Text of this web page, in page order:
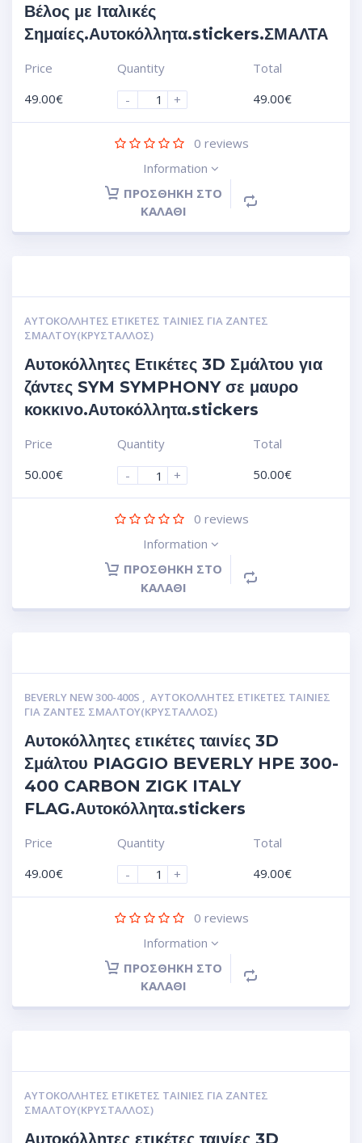
Βέλος με Ιταλικές
Σημαίες.Αυτοκόλλητα.stickers.ΣΜΑΛΤΑ
Price
49.00€
Quantity
-
+
Total
49.00€
0 reviews
Information
ΠΡΟΣΘΉΚΗ ΣΤΟ
ΚΑΛΆΘΙ
ΑΥΤΟΚΌΛΛΗΤΕΣ ΕΤΙΚΈΤΕΣ ΤΑΙΝΊΕΣ ΓΙΑ ΖΆΝΤΕΣ
ΣΜΆΛΤΟΥ(ΚΡΎΣΤΑΛΛΟΣ)
Αυτοκόλλητες Ετικέτες 3D Σμάλτου για
ζάντες SYM SYMPHONY σε μαυρο
κοκκινο.Αυτοκόλλητα.stickers
Price
50.00€
Quantity
-
+
Total
50.00€
0 reviews
Information
ΠΡΟΣΘΉΚΗ ΣΤΟ
ΚΑΛΆΘΙ
BEVERLY NEW 300-400S
ΑΥΤΟΚΌΛΛΗΤΕΣ ΕΤΙΚΈΤΕΣ ΤΑΙΝΊΕΣ
ΓΙΑ ΖΆΝΤΕΣ ΣΜΆΛΤΟΥ(ΚΡΎΣΤΑΛΛΟΣ)
Αυτοκόλλητες ετικέτες ταινίες 3D
Σμάλτου PIAGGIO BEVERLY HPE 300-
400 CARBON ZIGK ITALY
FLAG.Αυτοκόλλητα.stickers
Price
49.00€
Quantity
-
+
Total
49.00€
0 reviews
Information
ΠΡΟΣΘΉΚΗ ΣΤΟ
ΚΑΛΆΘΙ
ΑΥΤΟΚΌΛΛΗΤΕΣ ΕΤΙΚΈΤΕΣ ΤΑΙΝΊΕΣ ΓΙΑ ΖΆΝΤΕΣ
ΣΜΆΛΤΟΥ(ΚΡΎΣΤΑΛΛΟΣ)
Αυτοκόλλητες ετικέτες ταινίες 3D